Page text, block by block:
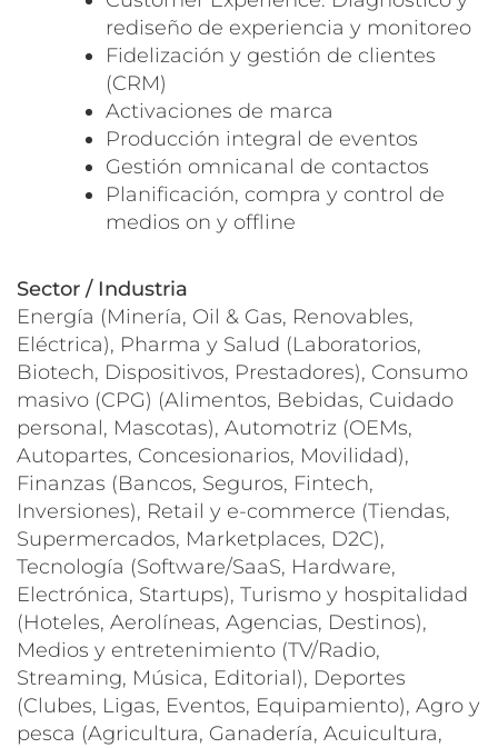
rediseño de experiencia y monitoreo
Fidelización y gestión de clientes
(CRM)
Activaciones de marca
Producción integral de eventos
Gestión omnicanal de contactos
Planificación, compra y control de
medios on y offline
Sector / Industria
Energía (Minería, Oil & Gas, Renovables,
Eléctrica), Pharma y Salud (Laboratorios,
Biotech, Dispositivos, Prestadores), Consumo
masivo (CPG) (Alimentos, Bebidas, Cuidado
personal, Mascotas), Automotriz (OEMs,
Autopartes, Concesionarios, Movilidad),
Finanzas (Bancos, Seguros, Fintech,
Inversiones), Retail y e-commerce (Tiendas,
Supermercados, Marketplaces, D2C),
Tecnología (Software/SaaS, Hardware,
Electrónica, Startups), Turismo y hospitalidad
(Hoteles, Aerolíneas, Agencias, Destinos),
Medios y entretenimiento (TV/Radio,
Streaming, Música, Editorial), Deportes
(Clubes, Ligas, Eventos, Equipamiento), Agro y
pesca (Agricultura, Ganadería, Acuicultura,